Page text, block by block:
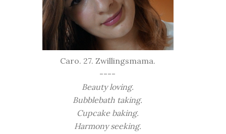
Caro. 27. Zwillingsmama.
----
Beauty loving.
Bubblebath taking.
Cupcake baking.
Harmony seeking.